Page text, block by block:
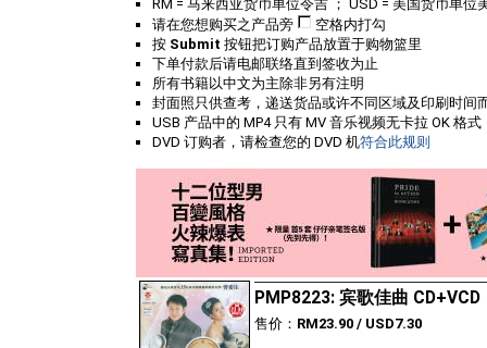
RM = 马来西亚货币单位令吉 ； USD = 美国货币单位
请在您想购买之产品旁
空格内打勾
按 Submit 按钮把订购产品放置于购物篮里
下单付款后请电邮联络直到签收为止
所有书籍以中文为主除非另有注明
封面照只供查考，递送货品或许不同区域及印刷时间
USB 产品中的 MP4 只有 MV 音乐视频无卡拉 OK 格式
DVD 订购者，请检查您的 DVD 机符合此规则
PMP8223: 宾歌佳曲 CD+VCD
售价： RM23.90 / USD7.30